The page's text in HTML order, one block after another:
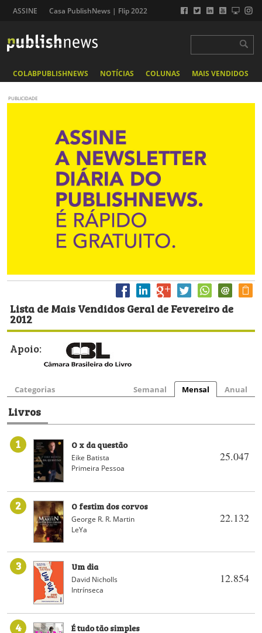
ASSINE Casa PublishNews | Flip 2022
COLABPUBLISHNEWS NOTÍCIAS COLUNAS MAIS VENDIDOS
PUBLICIDADE
Lista de Mais Vendidos Geral de Fevereiro de
2012
Apoio:
Categorias Semanal Mensal Anual
Livros
1
25.047
O x da questão
Eike Batista
Primeira Pessoa
2
22.132
O festim dos corvos
George R. R. Martin
LeYa
3
12.854
Um dia
David Nicholls
Intrínseca
4 É tudo tão simples